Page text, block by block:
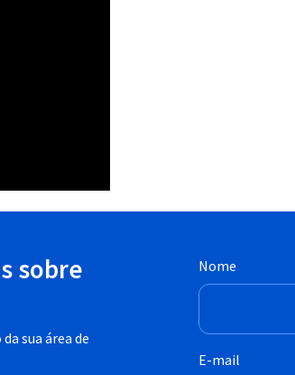
sobre
sua área de
Nome
E-mail